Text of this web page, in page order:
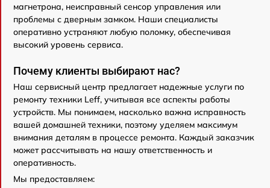
магнетрона, неисправный сенсор управления или
проблемы с дверным замком. Наши специалисты
оперативно устраняют любую поломку, обеспечивая
высокий уровень сервиса.
Почему клиенты выбирают нас?
Наш сервисный центр предлагает надежные услуги по
ремонту техники Leff, учитывая все аспекты работы
устройств. Мы понимаем, насколько важна исправность
вашей домашней техники, поэтому уделяем максимум
внимания деталям в процессе ремонта. Каждый заказчик
может рассчитывать на нашу ответственность и
оперативность.
Мы предоставляем: